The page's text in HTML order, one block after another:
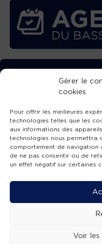
Gérer le
cookies
Pour offrir les meilleures
technologies telles que les
aux informations des
technologies nous permettra
comportement de navigation
de ne pas consentir ou de
un effet négatif sur certaines
Voir les
Mentions légales -